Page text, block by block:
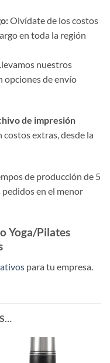
Olvídate de los costos
en toda la región
nuestros
opciones de envío
de impresión
extras, desde la
de producción de 5
pedidos en el menor
Yoga/Pilates
para tu empresa.